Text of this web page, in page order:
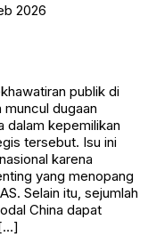
2026
publik di
dugaan
dalam kepemilikan
tersebut. Isu ini
karena
yang menopang
Selain itu, sejumlah
China dapat